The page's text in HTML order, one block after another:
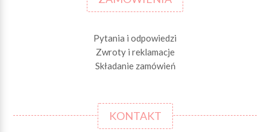
Pytania i odpowiedzi
Zwroty i reklamacje
Składanie zamówień
KONTAKT